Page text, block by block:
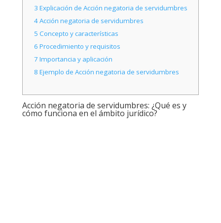
3 Explicación de Acción negatoria de servidumbres
4Acción negatoria de servidumbres
5 Concepto y características
6 Procedimiento y requisitos
7 Importancia y aplicación
8 Ejemplo de Acción negatoria de servidumbres
Acción negatoria de servidumbres: ¿Qué es y
cómo funciona en el ámbito jurídico?